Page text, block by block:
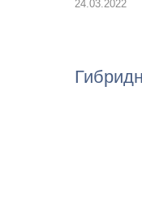
24.03.2022